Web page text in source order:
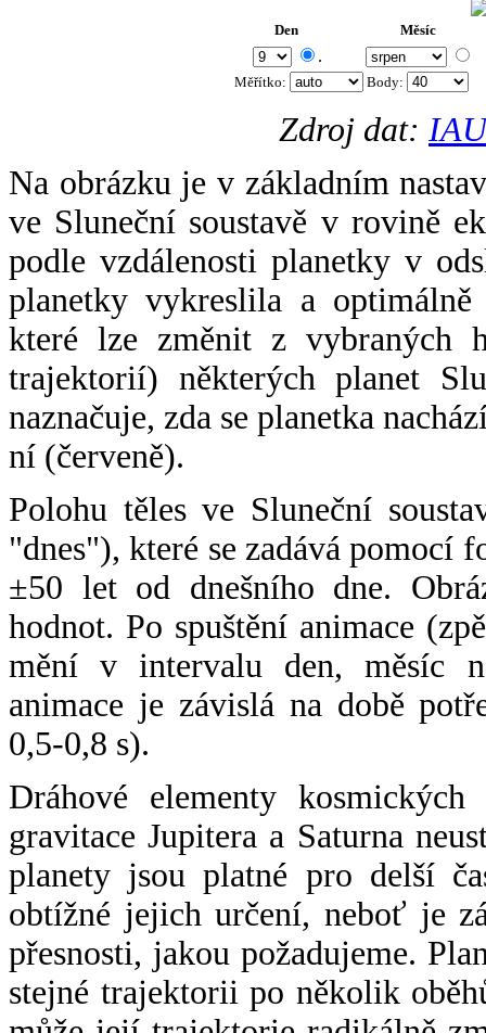
Den Měsíc
.
Měřítko: Body:
Zdroj dat:
Na obrázku je v základním
ve Sluneční soustavě v rovině
podle vzdálenosti planetky v
planetky vykreslila a
které lze změnit z vybraných
trajektorií) některých planet
naznačuje, zda se planetka
ní (červeně).
Polohu těles ve Sluneční
"dnes"), které se zadává pomocí
±50 let od dnešního dne.
hodnot. Po spuštění animace
mění v intervalu den, měsíc
animace je závislá na době
0,5-0,8 s).
Dráhové elementy
gravitace Jupitera a Saturna
planety jsou platné pro delší
obtížné jejich určení, neboť je
přesnosti, jakou požadujeme.
stejné trajektorii po několik